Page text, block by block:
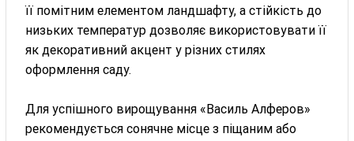
її помітним елементом ландшафту, а стійкість до
низьких температур дозволяє використовувати її
як декоративний акцент у різних стилях
оформлення саду.
Для успішного вирощування «Василь Алферов»
рекомендується сонячне місце з піщаним або